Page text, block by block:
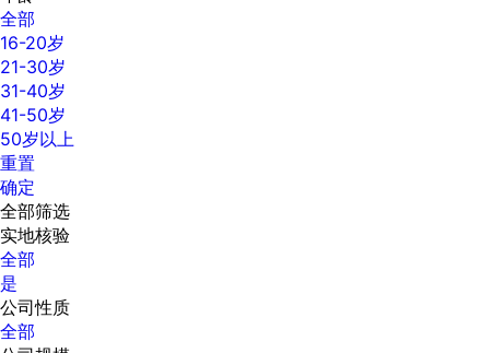
全部
16-20岁
21-30岁
31-40岁
41-50岁
50岁以上
重置
确定
全部筛选
实地核验
全部
是
公司性质
全部